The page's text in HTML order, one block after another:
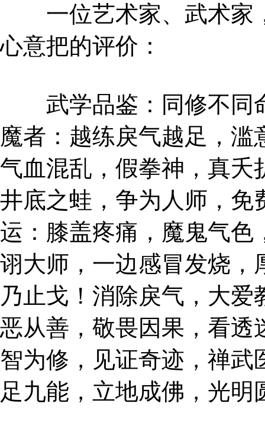
一位艺术家、武术家
心意把的评价：
武学品鉴：同修不同
魔者：越练戾气越足，
气血混乱，假拳神，真夭
井底之蛙，争为人师，免
运：膝盖疼痛，魔鬼气色
诩大师，一边感冒发烧，
乃止戈！消除戾气，大
恶从善，敬畏因果，看透
智为修，见证奇迹，禅武
足九能，立地成佛，光明